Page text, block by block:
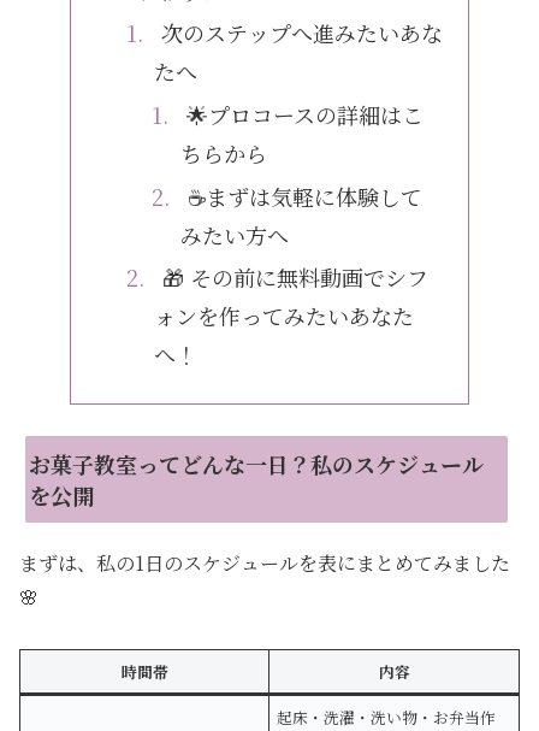
次のステップへ進みたいあな
たへ
🌟プロコースの詳細はこ
ちらから
☕まずは気軽に体験して
みたい方へ
🎁 その前に無料動画でシフ
ォンを作ってみたいあなた
へ！
お菓子教室ってどんな一日？私のスケジュール
を公開
まずは、私の1日のスケジュールを表にまとめてみました
🌸
時間帯 内容
起床・洗濯・洗い物・お弁当作